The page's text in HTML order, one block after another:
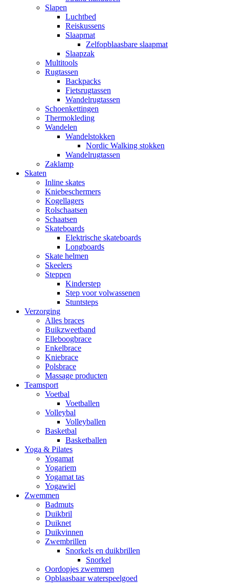
Slapen
Luchtbed
Reiskussens
Slaapmat
Zelfopblaasbare slaapmat
Slaapzak
Multitools
Rugtassen
Backpacks
Fietsrugtassen
Wandelrugtassen
Schoenkettingen
Thermokleding
Wandelen
Wandelstokken
Nordic Walking stokken
Wandelrugtassen
Zaklamp
Skaten
Inline skates
Kniebeschermers
Kogellagers
Rolschaatsen
Schaatsen
Skateboards
Elektrische skateboards
Longboards
Skate helmen
Skeelers
Steppen
Kinderstep
Step voor volwassenen
Stuntsteps
Verzorging
Alles braces
Buikzweetband
Elleboogbrace
Enkelbrace
Kniebrace
Polsbrace
Massage producten
Teamsport
Voetbal
Voetballen
Volleybal
Volleyballen
Basketbal
Basketballen
Yoga & Pilates
Yogamat
Yogariem
Yogamat tas
Yogawiel
Zwemmen
Badmuts
Duikbril
Duiknet
Duikvinnen
Zwembrillen
Snorkels en duikbrillen
Snorkel
Oordopjes zwemmen
Opblaasbaar waterspeelgoed